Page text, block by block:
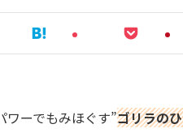
ワーでもみほぐす”ゴリラの